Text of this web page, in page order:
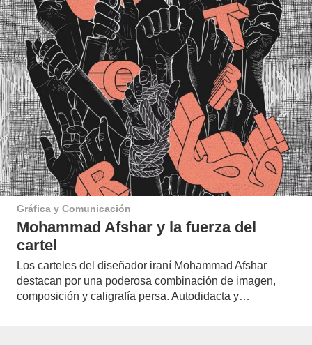
Gráfica y Comunicación
Mohammad Afshar y la fuerza del
cartel
Los carteles del diseñador iraní Mohammad Afshar
destacan por una poderosa combinación de imagen,
composición y caligrafía persa. Autodidacta y…